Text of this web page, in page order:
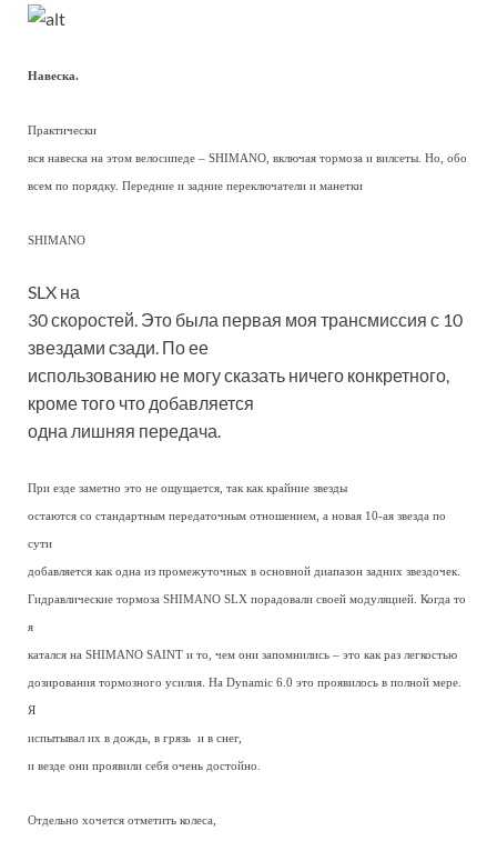
Навеска.
Практически
вся навеска на этом велосипеде – SHIMANO, включая тормоза и вилсеты. Но, обо
всем по порядку. Передние и задние переключатели и манетки
SHIMANO
SLX на
30 скоростей. Это была первая моя трансмиссия с 10
звездами сзади. По ее
использованию не могу сказать ничего конкретного,
кроме того что добавляется
одна лишняя передача.
При езде заметно это не ощущается, так как крайние звезды
остаются со стандартным передаточным отношением, а новая 10-ая звезда по
сути
добавляется как одна из промежуточных в основной диапазон задних звездочек.
Гидравлические тормоза SHIMANO SLX порадовали своей модуляцией. Когда то
я
катался на SHIMANO SAINT и то, чем они запомнились – это как раз легкостью
дозирования тормозного усилия. На Dynamic 6.0 это проявилось в полной мере.
Я
испытывал их в дождь, в грязь и в снег,
и везде они проявили себя очень достойно.
Отдельно хочется отметить колеса,